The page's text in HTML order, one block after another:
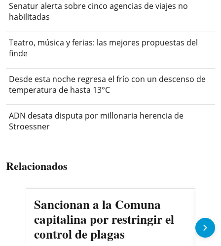
Senatur alerta sobre cinco agencias de viajes no
habilitadas
Teatro, música y ferias: las mejores propuestas del
finde
Desde esta noche regresa el frío con un descenso de
temperatura de hasta 13°C
ADN desata disputa por millonaria herencia de
Stroessner
Relacionados
Sancionan a la Comuna
capitalina por restringir el
control de plagas